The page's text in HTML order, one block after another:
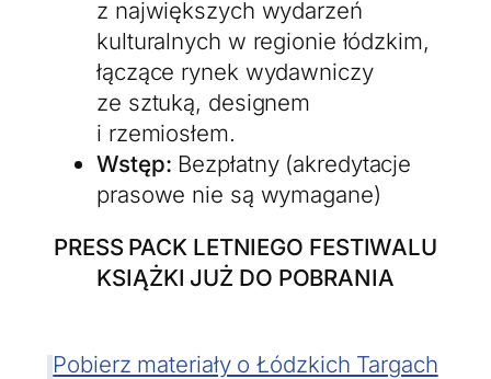
z największych wydarzeń
kulturalnych w regionie łódzkim,
łączące rynek wydawniczy
ze sztuką, designem
i rzemiosłem.
Wstęp: Bezpłatny (akredytacje
prasowe nie są wymagane)
PRESS PACK LETNIEGO FESTIWALU
KSIĄŻKI JUŻ DO POBRANIA
Pobierz materiały o Łódzkich Targach